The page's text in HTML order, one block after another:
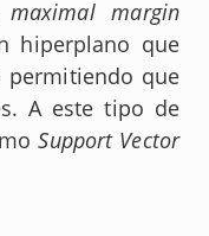
maximal margin
hiperplano que
permitiendo que
A este tipo de
Support Vector